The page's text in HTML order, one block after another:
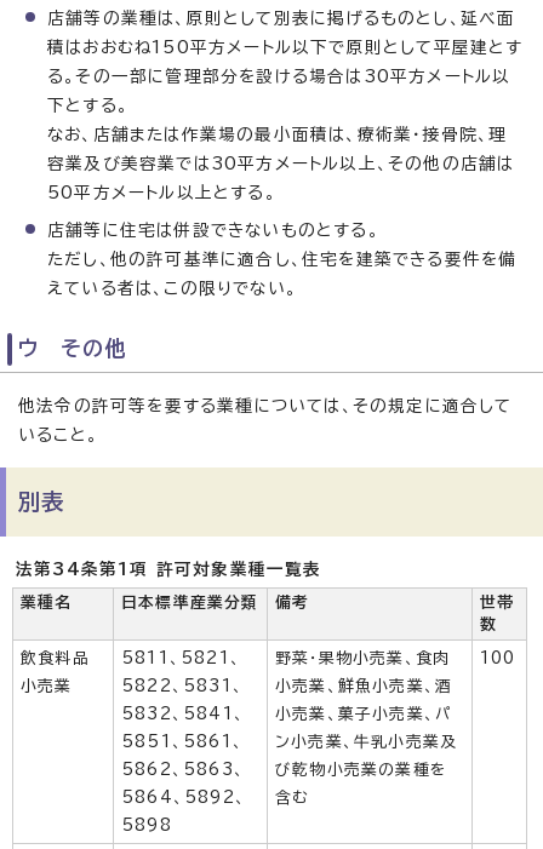
店舗等の業種は、原則として別表に掲げるものとし、延べ面
積はおおむね150平方メートル以下で原則として平屋建とす
る。その一部に管理部分を設ける場合は30平方メートル以
下とする。
なお、店舗または作業場の最小面積は、療術業・接骨院、理
容業及び美容業では30平方メートル以上、その他の店舗は
50平方メートル以上とする。
店舗等に住宅は併設できないものとする。
ただし、他の許可基準に適合し、住宅を建築できる要件を備
えている者は、この限りでない。
ウ その他
他法令の許可等を要する業種については、その規定に適合して
いること。
別表
法第34条第1項 許可対象業種一覧表
業種名 日本標準産業分類 備考
世帯
数
飲食料品
小売業
5811、5821、
5822、5831、
5832、5841、
5851、5861、
5862、5863、
5864、5892、
5898
野菜・果物小売業、食肉
小売業、鮮魚小売業、酒
小売業、菓子小売業、パ
ン小売業、牛乳小売業及
び乾物小売業の業種を
含む
100